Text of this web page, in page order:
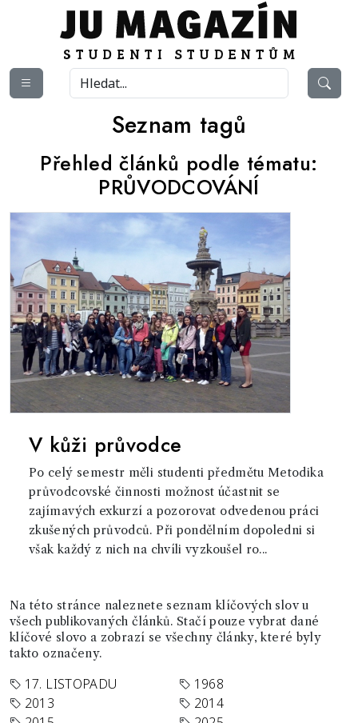
Seznam tagů
Přehled článků podle tématu:
PRŮVODCOVÁNÍ
V kůži průvodce
Po celý semestr měli studenti předmětu Metodika
průvodcovské činnosti možnost účastnit se
zajímavých exkurzí a pozorovat odvedenou práci
zkušených průvodců. Při pondělním dopoledni si
však každý z nich na chvíli vyzkoušel ro...
Na této stránce naleznete seznam klíčových slov u
všech publikovaných článků. Stačí pouze vybrat dané
klíčové slovo a zobrazí se všechny články, které byly
takto označeny.
17. LISTOPADU
1968
2013
2014